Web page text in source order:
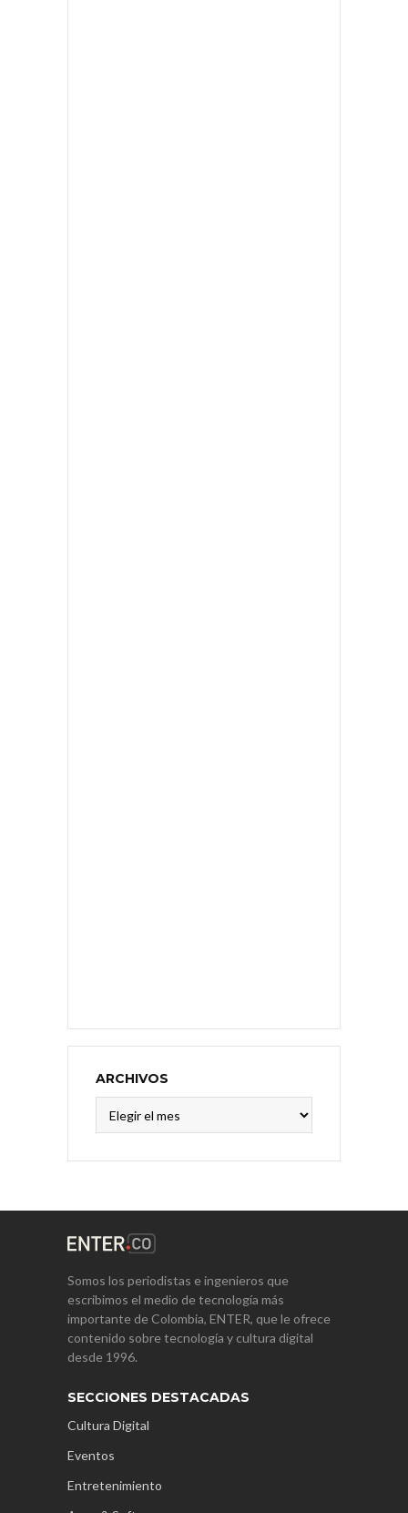
ARCHIVOS
Somos los periodistas e ingenieros que
escribimos el medio de tecnología más
importante de Colombia, ENTER, que le ofrece
contenido sobre tecnología y cultura digital
desde 1996.
SECCIONES DESTACADAS
Cultura Digital
Eventos
Entretenimiento